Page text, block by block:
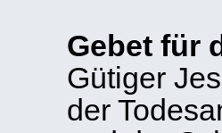
Gebet für
Gütiger
der